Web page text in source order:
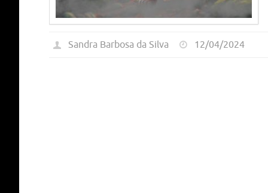
Sandra Barbosa da Silva 12/04/2024